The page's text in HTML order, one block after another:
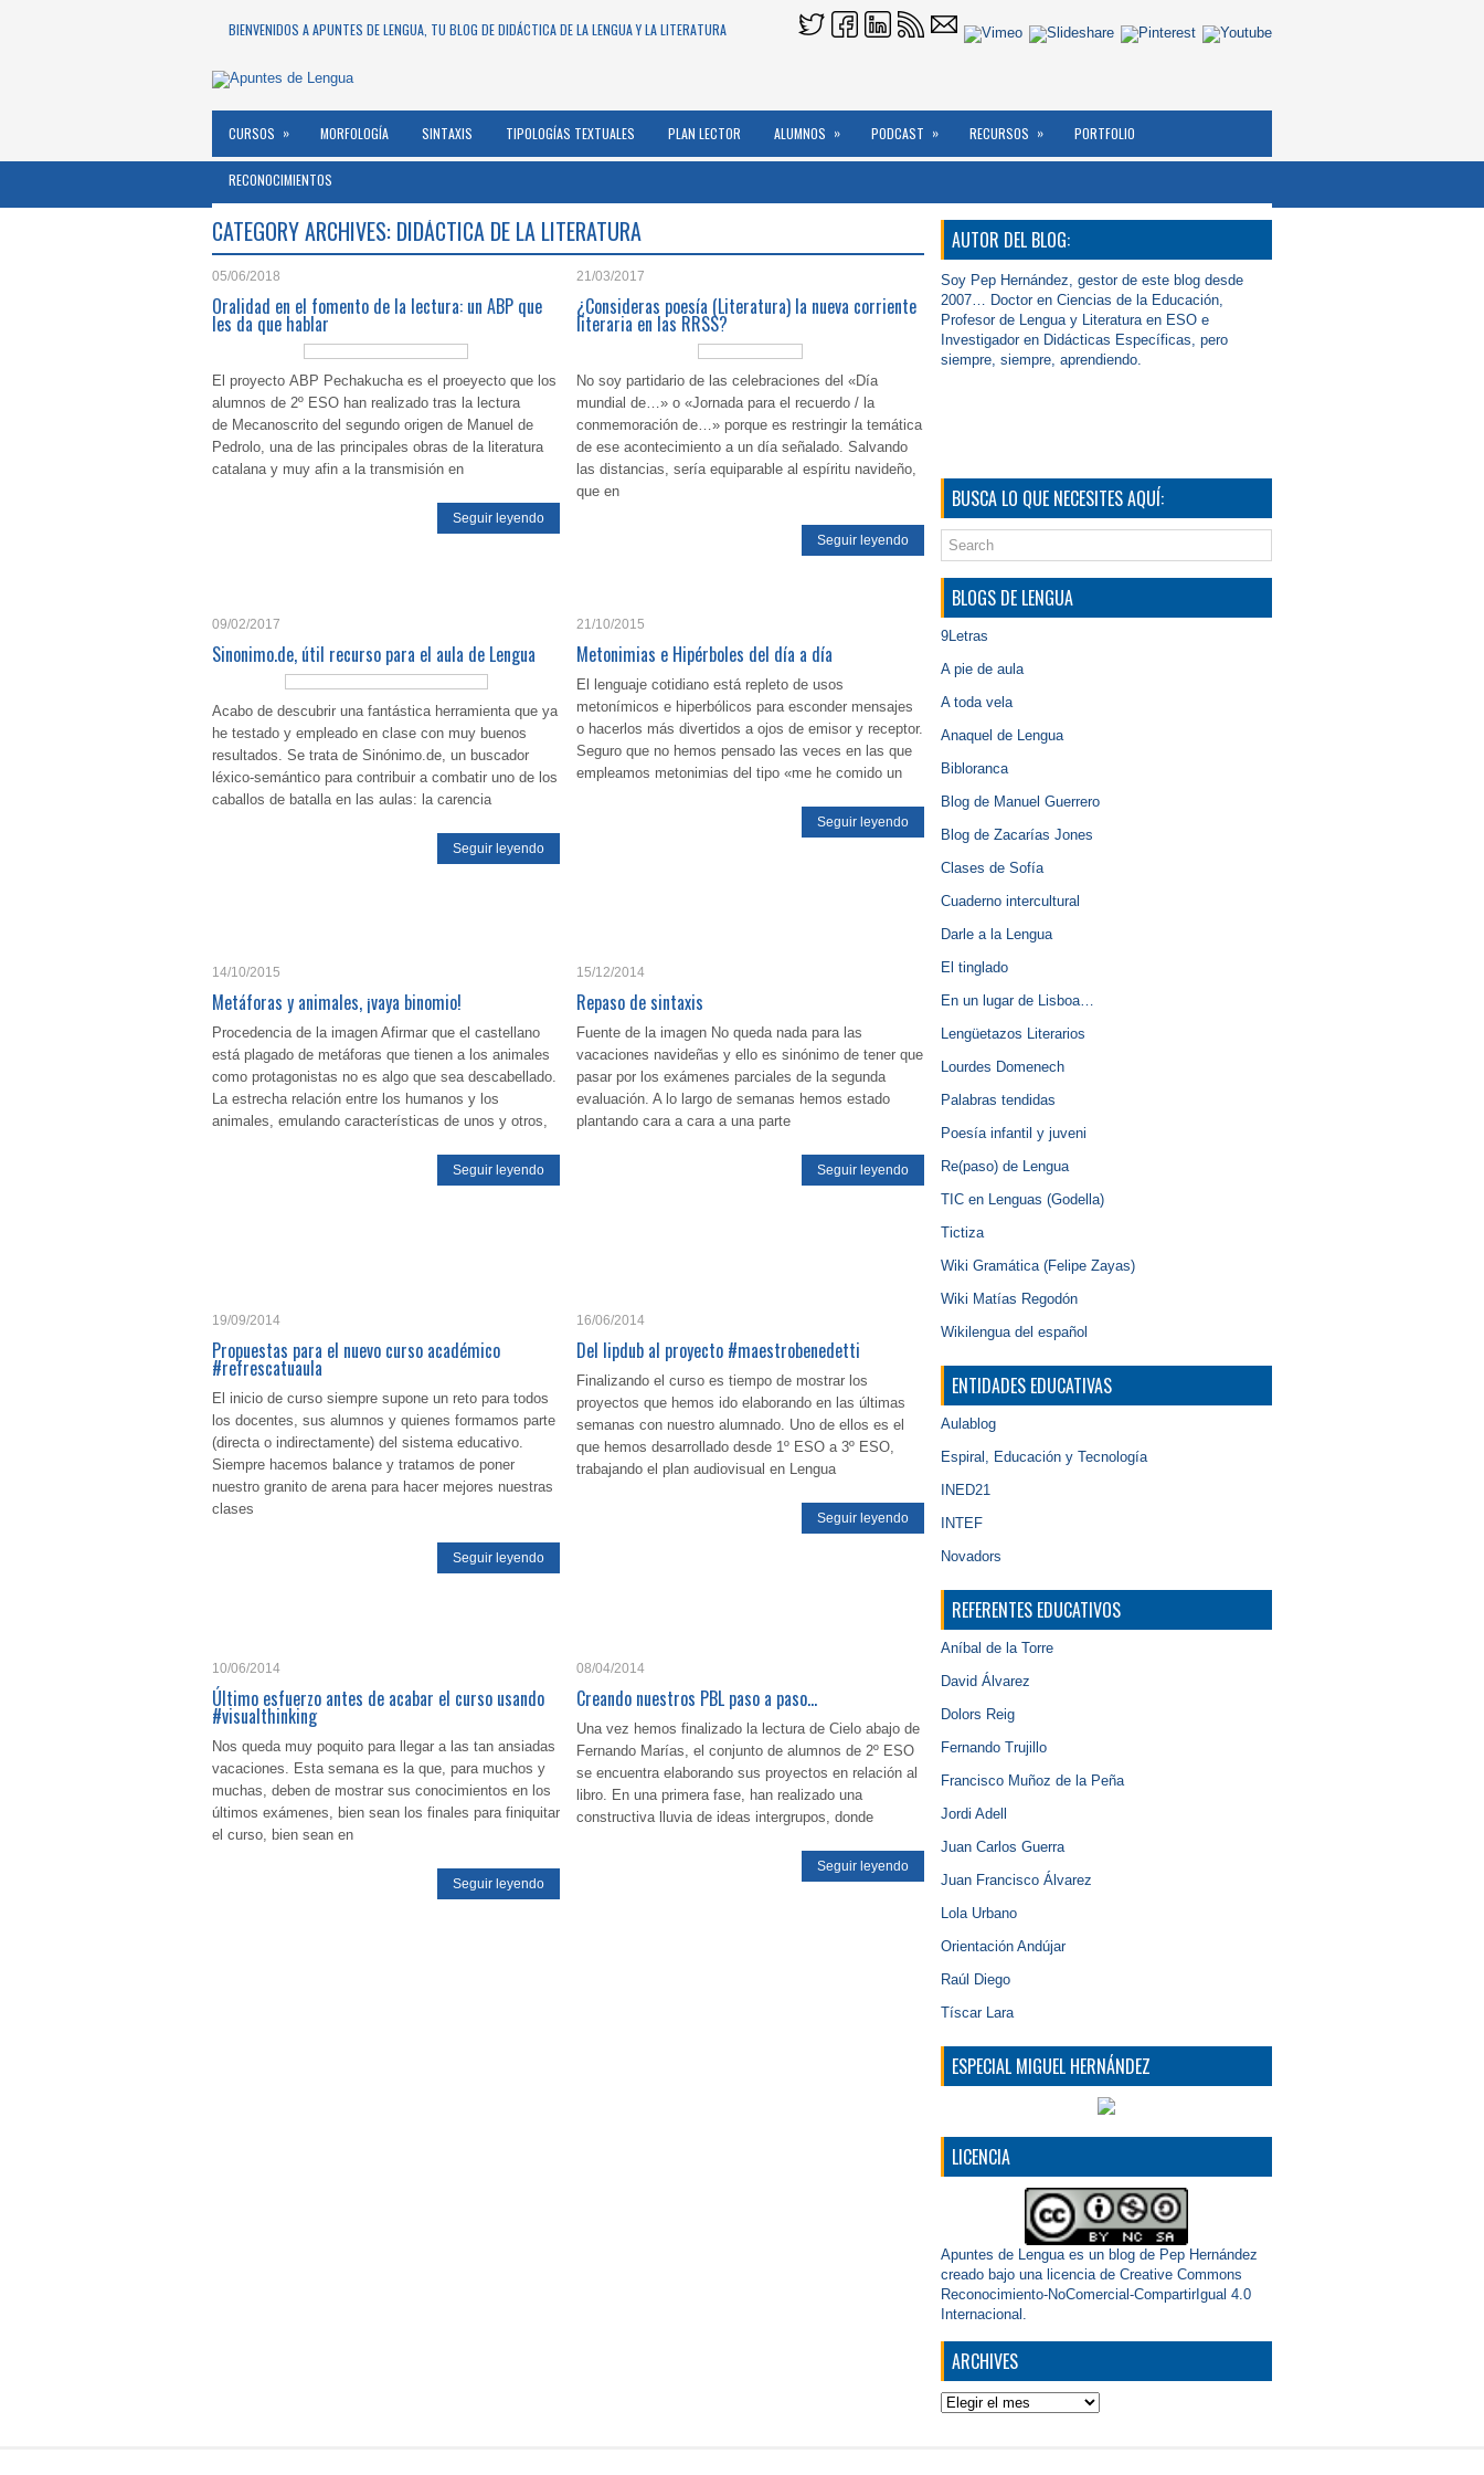
BIENVENIDOS A APUNTES DE LENGUA, TU BLOG DE DIDÁCTICA DE LA LENGUA Y LA LITERATURA
CURSOS » MORFOLOGÍA SINTAXIS TIPOLOGÍAS TEXTUALES PLAN LECTOR ALUMNOS » PODCAST » RECURSOS » PORTFOLIO
RECONOCIMIENTOS
CATEGORY ARCHIVES: DIDÁCTICA DE LA LITERATURA
05/06/2018
Oralidad en el fomento de la lectura: un ABP que
les da que hablar
El proyecto ABP Pechakucha es el proeyecto que los
alumnos de 2º ESO han realizado tras la lectura
de Mecanoscrito del segundo origen de Manuel de
Pedrolo, una de las principales obras de la literatura
catalana y muy afin a la transmisión en
Seguir leyendo
21/03/2017
¿Consideras poesía (Literatura) la nueva corriente
literaria en las RRSS?
No soy partidario de las celebraciones del «Día
mundial de…» o «Jornada para el recuerdo / la
conmemoración de…» porque es restringir la temática
de ese acontecimiento a un día señalado. Salvando
las distancias, sería equiparable al espíritu navideño,
que en
Seguir leyendo
09/02/2017
Sinonimo.de, útil recurso para el aula de Lengua
Acabo de descubrir una fantástica herramienta que ya
he testado y empleado en clase con muy buenos
resultados. Se trata de Sinónimo.de, un buscador
léxico-semántico para contribuir a combatir uno de los
caballos de batalla en las aulas: la carencia
Seguir leyendo
21/10/2015
Metonimias e Hipérboles del día a día
El lenguaje cotidiano está repleto de usos
metonímicos e hiperbólicos para esconder mensajes
o hacerlos más divertidos a ojos de emisor y receptor.
Seguro que no hemos pensado las veces en las que
empleamos metonimias del tipo «me he comido un
Seguir leyendo
14/10/2015
Metáforas y animales, ¡vaya binomio!
Procedencia de la imagen Afirmar que el castellano
está plagado de metáforas que tienen a los animales
como protagonistas no es algo que sea descabellado.
La estrecha relación entre los humanos y los
animales, emulando características de unos y otros,
Seguir leyendo
15/12/2014
Repaso de sintaxis
Fuente de la imagen No queda nada para las
vacaciones navideñas y ello es sinónimo de tener que
pasar por los exámenes parciales de la segunda
evaluación. A lo largo de semanas hemos estado
plantando cara a cara a una parte
Seguir leyendo
19/09/2014
Propuestas para el nuevo curso académico
#refrescatuaula
El inicio de curso siempre supone un reto para todos
los docentes, sus alumnos y quienes formamos parte
(directa o indirectamente) del sistema educativo.
Siempre hacemos balance y tratamos de poner
nuestro granito de arena para hacer mejores nuestras
clases
Seguir leyendo
16/06/2014
Del lipdub al proyecto #maestrobenedetti
Finalizando el curso es tiempo de mostrar los
proyectos que hemos ido elaborando en las últimas
semanas con nuestro alumnado. Uno de ellos es el
que hemos desarrollado desde 1º ESO a 3º ESO,
trabajando el plan audiovisual en Lengua
Seguir leyendo
10/06/2014
Último esfuerzo antes de acabar el curso usando
#visualthinking
Nos queda muy poquito para llegar a las tan ansiadas
vacaciones. Esta semana es la que, para muchos y
muchas, deben de mostrar sus conocimientos en los
últimos exámenes, bien sean los finales para finiquitar
el curso, bien sean en
Seguir leyendo
08/04/2014
Creando nuestros PBL paso a paso…
Una vez hemos finalizado la lectura de Cielo abajo de
Fernando Marías, el conjunto de alumnos de 2º ESO
se encuentra elaborando sus proyectos en relación al
libro. En una primera fase, han realizado una
constructiva lluvia de ideas intergrupos, donde
Seguir leyendo
AUTOR DEL BLOG:
Soy Pep Hernández, gestor de este blog desde
2007… Doctor en Ciencias de la Educación,
Profesor de Lengua y Literatura en ESO e
Investigador en Didácticas Específicas, pero
siempre, siempre, aprendiendo.
BUSCA LO QUE NECESITES AQUÍ:
BLOGS DE LENGUA
9Letras
A pie de aula
A toda vela
Anaquel de Lengua
Bibloranca
Blog de Manuel Guerrero
Blog de Zacarías Jones
Clases de Sofía
Cuaderno intercultural
Darle a la Lengua
El tinglado
En un lugar de Lisboa…
Lengüetazos Literarios
Lourdes Domenech
Palabras tendidas
Poesía infantil y juveni
Re(paso) de Lengua
TIC en Lenguas (Godella)
Tictiza
Wiki Gramática (Felipe Zayas)
Wiki Matías Regodón
Wikilengua del español
ENTIDADES EDUCATIVAS
Aulablog
Espiral, Educación y Tecnología
INED21
INTEF
Novadors
REFERENTES EDUCATIVOS
Aníbal de la Torre
David Álvarez
Dolors Reig
Fernando Trujillo
Francisco Muñoz de la Peña
Jordi Adell
Juan Carlos Guerra
Juan Francisco Álvarez
Lola Urbano
Orientación Andújar
Raúl Diego
Tíscar Lara
ESPECIAL MIGUEL HERNÁNDEZ
LICENCIA
Apuntes de Lenguaes un blog de Pep Hernández
creado bajo una licencia de Creative Commons
Reconocimiento-NoComercial-CompartirIgual 4.0
Internacional .
ARCHIVES
Archives